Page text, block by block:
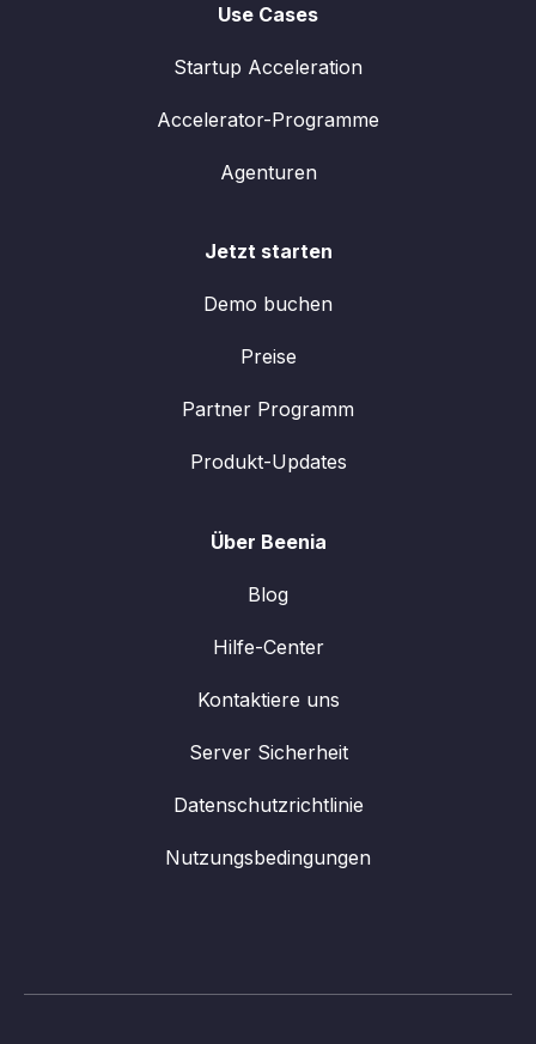
Use Cases
Startup Acceleration
Accelerator-Programme
Agenturen
Jetzt starten
Demo buchen
Preise
Partner Programm
Produkt-Updates
Über Beenia
Blog
Hilfe-Center
Kontaktiere uns
Server Sicherheit
Datenschutzrichtlinie
Nutzungsbedingungen